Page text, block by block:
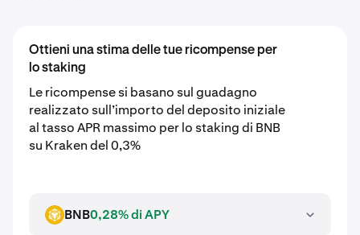
Ottieni una stima delle tue ricompense per
lo staking
Le ricompense si basano sul guadagno
realizzato sull’importo del deposito iniziale
al tasso APR massimo per lo staking di BNB
su Kraken del 0,3%
BNB BNB0,28% di APY